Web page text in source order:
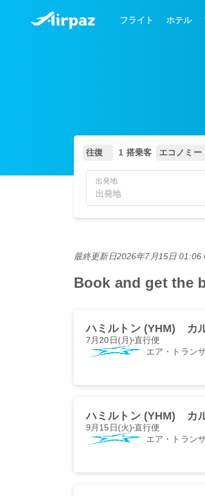
フライト ホテル
往復 1 搭乗客 エコノミー
出発地
最終更新日2026年7月15日 01:06
Book and get the
ハミルトン (YHM) カ
7月20日(月)直行便
エア・トラン
ハミルトン (YHM) カ
9月15日(火)直行便
エア・トラン